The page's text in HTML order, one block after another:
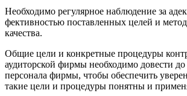
Необходимо регулярное наблюдение за
фективностью поставленных целей и
качества.
Общие цели и конкретные процедуры
аудиторской фирмы необходимо довести до
персонала фирмы, чтобы обеспечить
такие цели и процедуры понятны и